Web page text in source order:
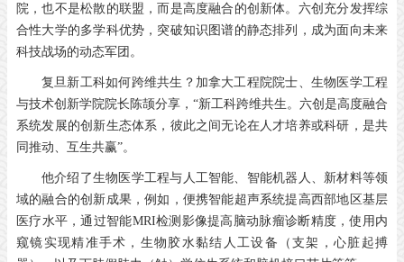
院，也不是松散的联盟，而是高度融合的创新体。六创充分发挥综
合性大学的多学科优势，突破知识图谱的静态排列，成为面向未来
科技战场的动态军团。
复旦新工科如何跨维共生？加拿大工程院院士、生物医学工程
与技术创新学院院长陈颉分享，“新工科跨维共生。六创是高度融合
系统发展的创新生态体系，彼此之间无论在人才培养或科研，是共
同推动、互生共赢”。
他介绍了生物医学工程与人工智能、智能机器人、新材料等领
域的融合的创新成果，例如，便携智能超声系统提高西部地区基层
医疗水平，通过智能MRI检测影像提高脑动脉瘤诊断精度，使用内
窥镜实现精准手术，生物胶水黏结人工设备（支架，心脏起搏